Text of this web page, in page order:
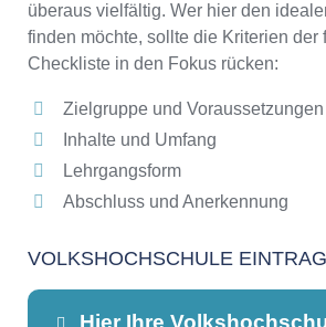
überaus vielfältig. Wer hier den
finden möchte, sollte die Kriterien der
Checkliste in den Fokus rücken:
Zielgruppe und Voraussetzungen
Inhalte und Umfang
Lehrgangsform
Abschluss und Anerkennung
VOLKSHOCHSCHULE
Hier Ihre